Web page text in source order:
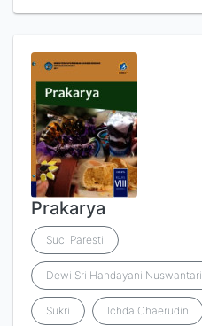
Prakarya
Suci Paresti
Dewi Sri Handayani Nuswantari
Sukri Ichda Chaerudin